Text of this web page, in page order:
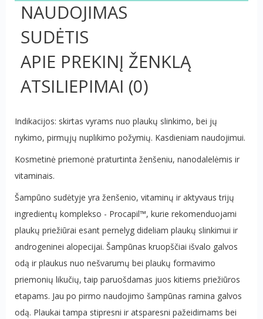
NAUDOJIMAS
SUDĖTIS
APIE PREKINĮ ŽENKLĄ
ATSILIEPIMAI (0)
Indikacijos: skirtas vyrams nuo plaukų slinkimo, bei jų
nykimo, pirmųjų nuplikimo požymių. Kasdieniam naudojimui.
Kosmetinė priemonė praturtinta ženšeniu, nanodalelėmis ir
vitaminais.
Šampūno sudėtyje yra ženšenio, vitaminų ir aktyvaus trijų
ingredientų komplekso - Procapil™, kurie rekomenduojami
plaukų priežiūrai esant pernelyg dideliam plaukų slinkimui ir
androgeninei alopecijai. Šampūnas kruopščiai išvalo galvos
odą ir plaukus nuo nešvarumų bei plaukų formavimo
priemonių likučių, taip paruošdamas juos kitiems priežiūros
etapams. Jau po pirmo naudojimo šampūnas ramina galvos
odą. Plaukai tampa stipresni ir atsparesni pažeidimams bei